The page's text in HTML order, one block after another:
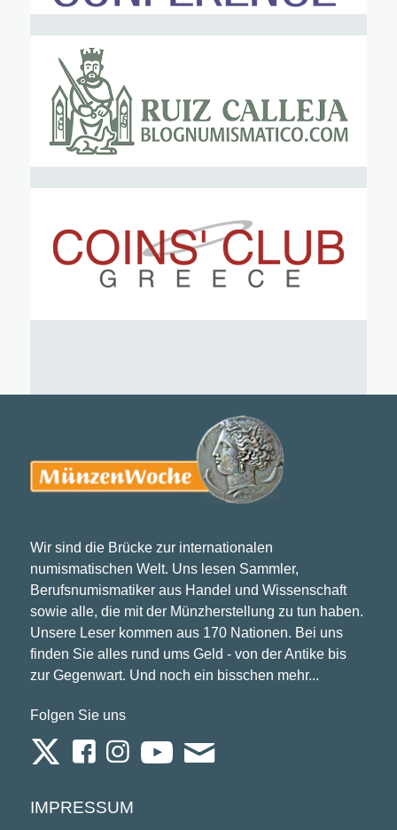
Wir sind die Brücke zur internationalen
numismatischen Welt. Uns lesen Sammler,
Berufsnumismatiker aus Handel und Wissenschaft
sowie alle, die mit der Münzherstellung zu tun haben.
Unsere Leser kommen aus 170 Nationen. Bei uns
finden Sie alles rund ums Geld - von der Antike bis
zur Gegenwart. Und noch ein bisschen mehr...
Folgen Sie uns
IMPRESSUM